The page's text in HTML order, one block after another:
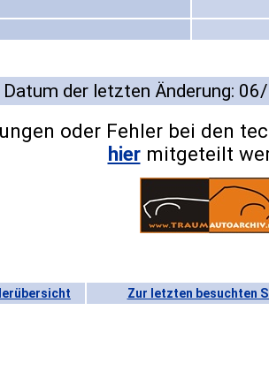
Datum der letzten Änderung:
oder Fehler bei den
hiermitgeteilt
Zur letzten besuchten